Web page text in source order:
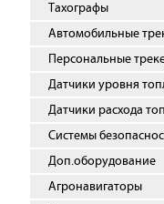
Тахографы
Автомобильные
Персональные
Датчики уровня
Датчики расхода
Системы
Доп.оборудование
Агронавигаторы